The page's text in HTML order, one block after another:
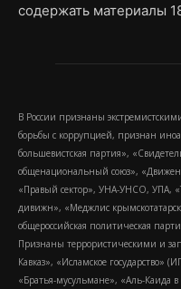
содержать материалы
В России признаны
борьбы с коррупцией, признан
большевистская партия»,
общенациональный союз»,
«Правый сектор», УНА-УНСО, УПА,
дивижн», «Меджлис
общероссийская политическая
Признаны террористическими и
Кавказ», «Исламское
«Братья-мусульмане», «Аль-Каида